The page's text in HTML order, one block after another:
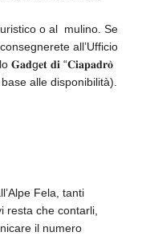
o al mulino. Se
all’Ufficio
𝐆𝐚𝐝g𝐞𝐭 𝐝𝐢 “𝐂𝐢𝐚𝐩𝐚𝐝𝐫𝐨̀
alle disponibilità).
Fela, tanti
resta che contarli,
il numero